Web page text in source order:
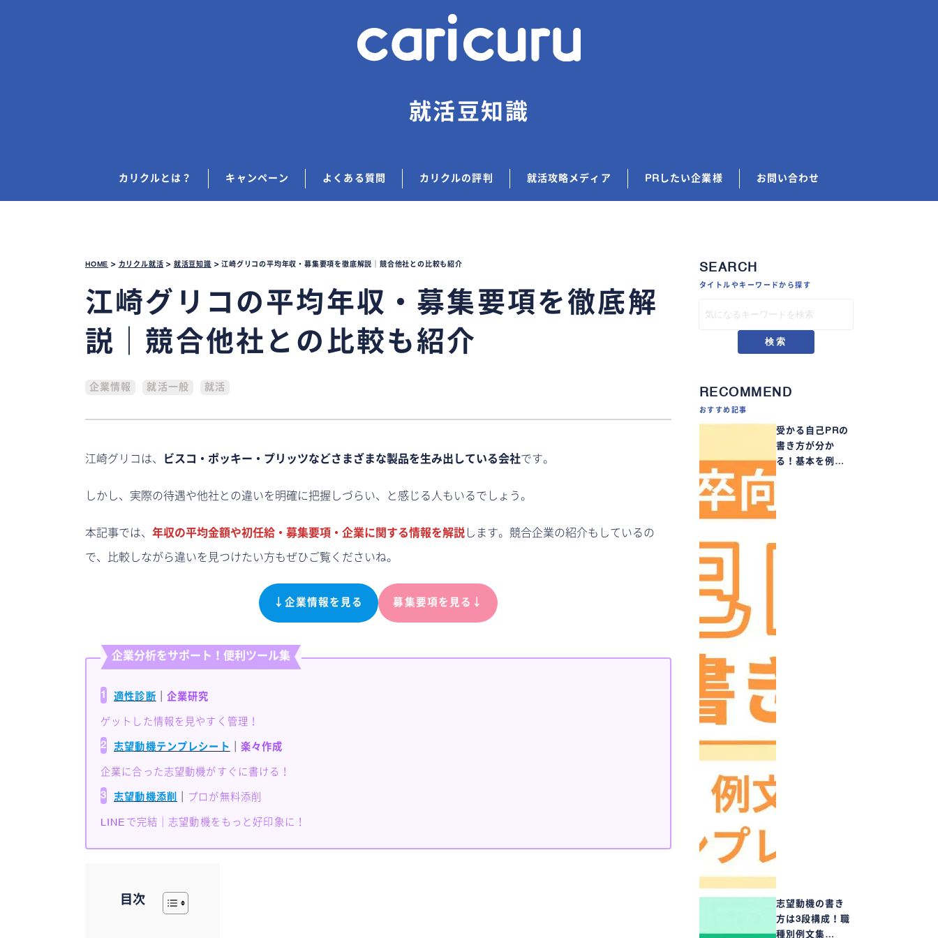
就活豆知識
カリクルとは？ キャンペーン よくある質問 カリクルの評判 就活攻略メディア PRしたい企業様 お問い合わせ
HOME > カリクル就活 > 就活豆知識 >江崎グリコの平均年収・募集要項を徹底解説｜競合他社との比較も紹介
江崎グリコの平均年収・募集要項を徹底解
説｜競合他社との比較も紹介
企業情報 就活一般 就活
江崎グリコは、 ビスコ・ポッキー・プリッツなどさまざまな製品を生み出している会社です。
しかし、実際の待遇や他社との違いを明確に把握しづらい、と感じる人もいるでしょう。
本記事では、 年収の平均金額や初任給・募集要項・企業に関する情報を解説 します。競合企業の紹介もしているの
で、比較しながら違いを見つけたい方もぜひご覧くださいね。
↓企業情報を見る 募集要項を見る↓
企業分析をサポート！便利ツール集
1 適性診断 企業研究
ゲットした情報を見やすく管理！
2 志望動機テンプレシート 楽々作成
企業に合った志望動機がすぐに書ける！
3 志望動機添削 プロが無料添削
LINEで完結｜志望動機をもっと好印象に！
目次
SEARCH
タイトルやキーワードから探す
検索
RECOMMEND
おすすめ記事
受かる自己PRの
書き方が分か
る！基本を例…
志望動機の書き
方は3段構成！職
種別例文集…